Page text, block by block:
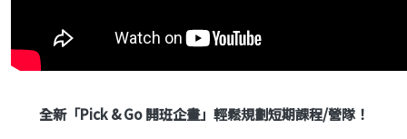
全新「Pick & Go 開班企畫」輕鬆規劃短期課程/營隊！